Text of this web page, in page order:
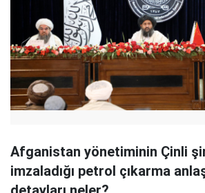
Afganistan yönetiminin Çinli
imzaladığı petrol çıkarma